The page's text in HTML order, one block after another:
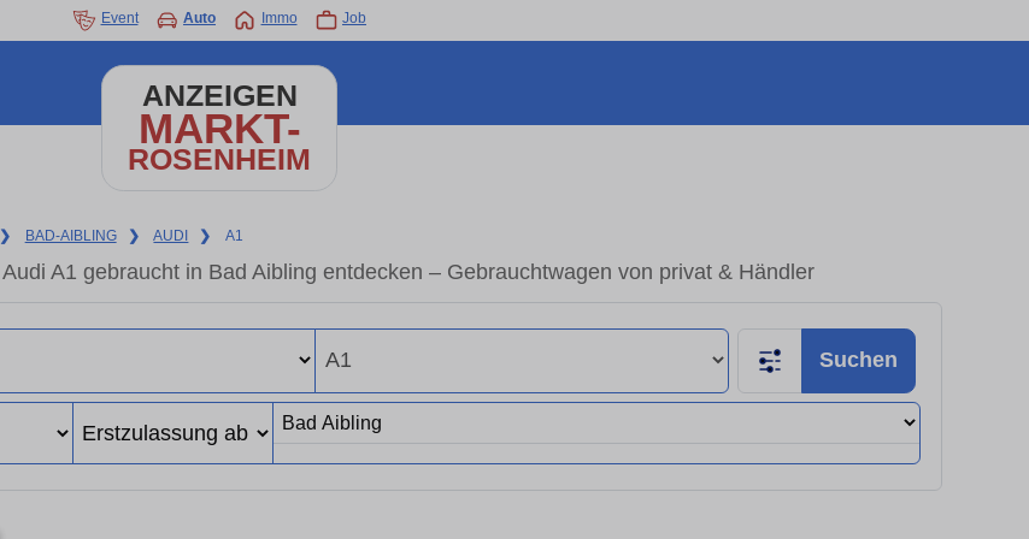
Event Auto Immo Job
ANZEIGEN
MARKT-
ROSENHEIM
❯ BAD-AIBLING ❯ AUDI ❯ A1
Audi A1 gebraucht in Bad Aibling entdecken – Gebrauchtwagen von privat & Händler
Suchen